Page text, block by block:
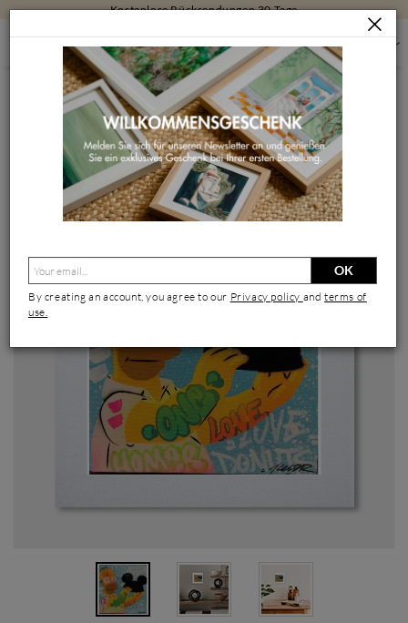
Kostenlose Rücksendungen 30 Tage
MALEREI MALEREI NACH GRÖSSE
KLEINFORMATIGE MALEREI
HOMER MOUSSE
Gemälde Homer Mousse von Lemoine Mael | Gemälde Pop-Art
Pop-Ikonen Graffiti Acryl
OK
By creating an account, you agree to our Privacy policy andterms of
use.